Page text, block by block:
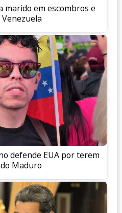
marido em escombros e
defende EUA por terem
Maduro